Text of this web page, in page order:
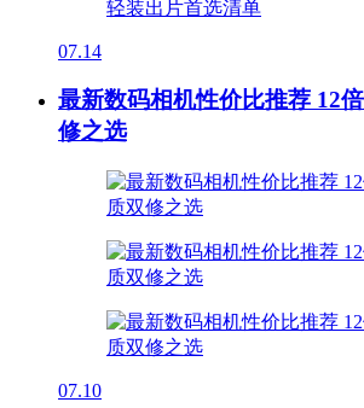
07.14
最新数码相机性价比推荐 12
修之选
07.10